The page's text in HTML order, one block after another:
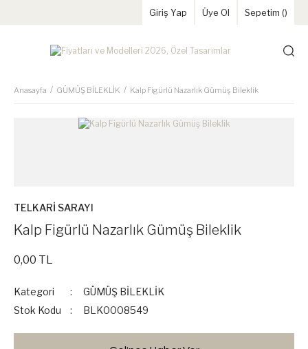
Giriş Yap Üye Ol Sepetim ()
Anasayfa GÜMÜŞ BİLEKLİK Kalp Figürlü Nazarlık Gümüş Bileklik
TELKARİ SARAYI
Kalp Figürlü Nazarlık Gümüş Bileklik
0,00 TL
Kategori
GÜMÜŞ BİLEKLİK
Stok Kodu
BLK0008549